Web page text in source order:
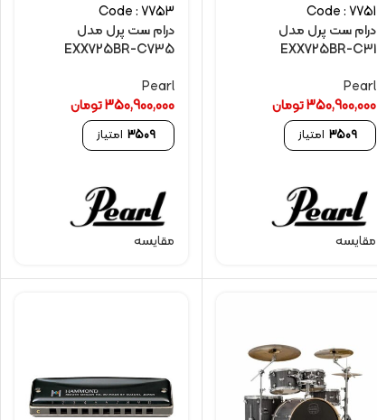
Code : 7751
درام ست پرل مدل
EXX725BR-C31
Pearl
350,900,000تومان
3509 امتیاز
مقایسه
Code : 7753
درام ست پرل مدل
EXX725BR-C735
Pearl
350,900,000تومان
3509 امتیاز
مقایسه